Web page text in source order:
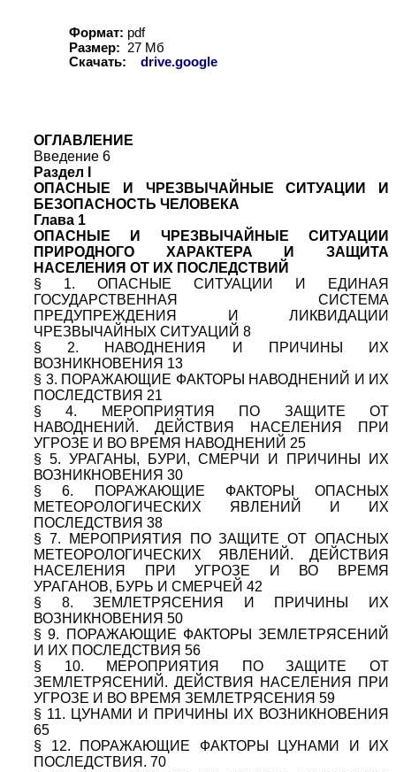
Формат: pdf
Размер:
27 Мб
Скачать:
drive.google
ОГЛАВЛЕНИЕ
Введение 6
Раздел I
ОПАСНЫЕ И ЧРЕЗВЫЧАЙНЫЕ СИТУАЦИИ И
БЕЗОПАСНОСТЬ ЧЕЛОВЕКА
Глава 1
ОПАСНЫЕ И ЧРЕЗВЫЧАЙНЫЕ СИТУАЦИИ
ПРИРОДНОГО ХАРАКТЕРА И ЗАЩИТА
НАСЕЛЕНИЯ ОТ ИХ ПОСЛЕДСТВИЙ
§ 1. ОПАСНЫЕ СИТУАЦИИ И ЕДИНАЯ
ГОСУДАРСТВЕННАЯ СИСТЕМА
ПРЕДУПРЕЖДЕНИЯ И ЛИКВИДАЦИИ
ЧРЕЗВЫЧАЙНЫХ СИТУАЦИЙ 8
§ 2. НАВОДНЕНИЯ И ПРИЧИНЫ ИХ
ВОЗНИКНОВЕНИЯ 13
§ 3. ПОРАЖАЮЩИЕ ФАКТОРЫ НАВОДНЕНИЙ И ИХ
ПОСЛЕДСТВИЯ 21
§ 4. МЕРОПРИЯТИЯ ПО ЗАЩИТЕ ОТ
НАВОДНЕНИЙ. ДЕЙСТВИЯ НАСЕЛЕНИЯ ПРИ
УГРОЗЕ И ВО ВРЕМЯ НАВОДНЕНИЙ 25
§ 5. УРАГАНЫ, БУРИ, СМЕРЧИ И ПРИЧИНЫ ИХ
ВОЗНИКНОВЕНИЯ 30
§ 6. ПОРАЖАЮЩИЕ ФАКТОРЫ ОПАСНЫХ
МЕТЕОРОЛОГИЧЕСКИХ ЯВЛЕНИЙ И ИХ
ПОСЛЕДСТВИЯ 38
§ 7. МЕРОПРИЯТИЯ ПО ЗАЩИТЕ ОТ ОПАСНЫХ
МЕТЕОРОЛОГИЧЕСКИХ ЯВЛЕНИЙ. ДЕЙСТВИЯ
НАСЕЛЕНИЯ ПРИ УГРОЗЕ И ВО ВРЕМЯ
УРАГАНОВ, БУРЬ И СМЕРЧЕЙ 42
§ 8. ЗЕМЛЕТРЯСЕНИЯ И ПРИЧИНЫ ИХ
ВОЗНИКНОВЕНИЯ 50
§ 9. ПОРАЖАЮЩИЕ ФАКТОРЫ ЗЕМЛЕТРЯСЕНИЙ
И ИХ ПОСЛЕДСТВИЯ 56
§ 10. МЕРОПРИЯТИЯ ПО ЗАЩИТЕ ОТ
ЗЕМЛЕТРЯСЕНИЙ. ДЕЙСТВИЯ НАСЕЛЕНИЯ ПРИ
УГРОЗЕ И ВО ВРЕМЯ ЗЕМЛЕТРЯСЕНИЯ 59
§ 11. ЦУНАМИ И ПРИЧИНЫ ИХ ВОЗНИКНОВЕНИЯ
65
§ 12. ПОРАЖАЮЩИЕ ФАКТОРЫ ЦУНАМИ И ИХ
ПОСЛЕДСТВИЯ. 70